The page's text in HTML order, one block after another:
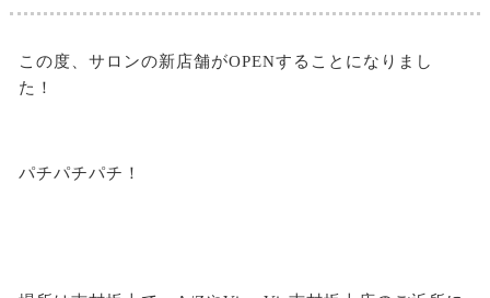
この度、サロンの新店舗がOPENすることになりまし
た！
パチパチパチ！